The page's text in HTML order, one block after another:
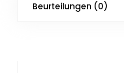
Beurteilungen (0)